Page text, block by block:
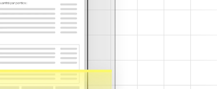
Facture de transport
Contrat
Bon de commande
falsifiés ou
grande échelle
bout en bout des